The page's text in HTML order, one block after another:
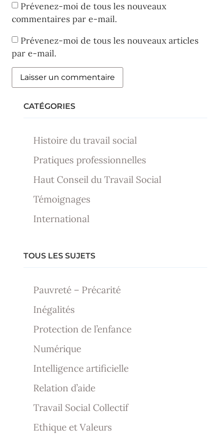
Prévenez-moi de tous les nouveaux
commentaires par e-mail.
Prévenez-moi de tous les nouveaux articles
par e-mail.
CATÉGORIES
Histoire du travail social
Pratiques professionnelles
Haut Conseil du Travail Social
Témoignages
International
TOUS LES SUJETS
Pauvreté – Précarité
Inégalités
Protection de l’enfance
Numérique
Intelligence artificielle
Relation d’aide
Travail Social Collectif
Ethique et Valeurs